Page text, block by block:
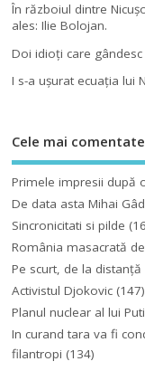
În războiul dintre
ales: Ilie Bolojan.
Doi idioţi care
I s-a uşurat ecuaţia lui
Cele mai comentate
Primele impresii după
De data asta Mihai
Sincronicitati si pilde
România masacrată
Pe scurt, de la distanță
Activistul Djokovic (147)
Planul nuclear al lui
In curand tara va fi
filantropi (134)